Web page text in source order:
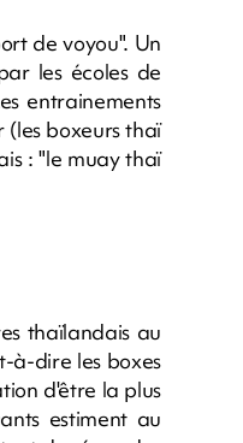
de voyou". Un
les écoles de
entrainements
(les boxeurs thaï
: "le muay thaï
thaïlandais au
à-dire les boxes
d'être la plus
estiment au